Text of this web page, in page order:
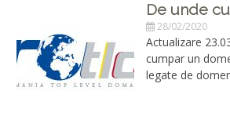
De unde
28/02/2020
Actualizare
cumpar un
legate de